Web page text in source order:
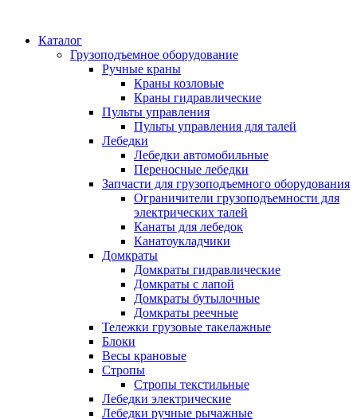
Каталог
Грузоподъемное оборудование
Ручные краны
Краны козловые
Краны гидравлические
Пульты управления
Пульты управления для талей
Лебедки
Лебедки автомобильные
Переносные лебедки
Запчасти для грузоподъемного оборудования
Ограничители грузоподъемности для
электрических талей
Канаты для лебедок
Канатоукладчики
Домкраты
Домкраты гидравлические
Домкраты с лапой
Домкраты бутылочные
Домкраты реечные
Тележки грузовые такелажные
Блоки
Весы крановые
Стропы
Стропы текстильные
Лебедки электрические
Лебедки ручные рычажные